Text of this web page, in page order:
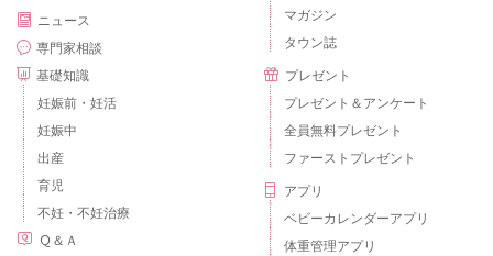
ニュース
専門家相談
基礎知識
妊娠前・妊活
妊娠中
出産
育児
不妊・不妊治療
Ｑ＆Ａ
マガジン
タウン誌
プレゼント
プレゼント＆アンケート
全員無料プレゼント
ファーストプレゼント
アプリ
ベビーカレンダーアプリ
体重管理アプリ